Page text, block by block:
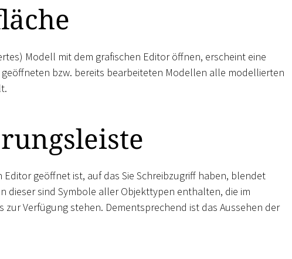
Modell mit dem grafischen Editor öffnen, erscheint eine
bzw. bereits bearbeiteten Modellen alle modellierten
geöffnet ist, auf das Sie Schreibzugriff haben, blendet
dieser sind Symbole aller Objekttypen enthalten, die im
zur Verfügung stehen. Dementsprechend ist das Aussehen der